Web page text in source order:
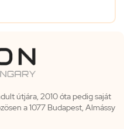
útjára, 2010 óta pedig saját
a 1077 Budapest, Almássy